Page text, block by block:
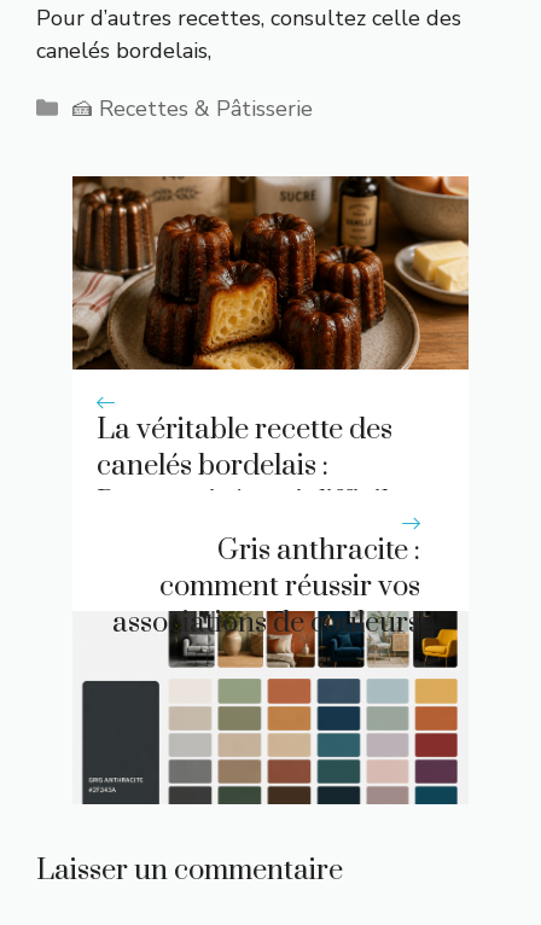
Pour d’autres recettes, consultez celle des
canelés bordelais,
Catégories
🍰 Recettes & Pâtisserie
La véritable recette des
canelés bordelais :
Pourquoi c’est si difficile
Gris anthracite :
comment réussir vos
associations de couleurs
Laisser un commentaire